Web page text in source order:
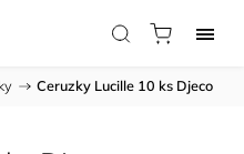
/ Ceruzky Lucille 10 ks Djeco